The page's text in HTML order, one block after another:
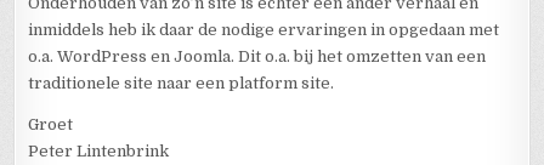
inmiddels heb ik daar de nodige ervaringen in opgedaan met
o.a. WordPress en Joomla. Dit o.a. bij het omzetten van een
traditionele site naar een platform site.
Groet
Peter Lintenbrink